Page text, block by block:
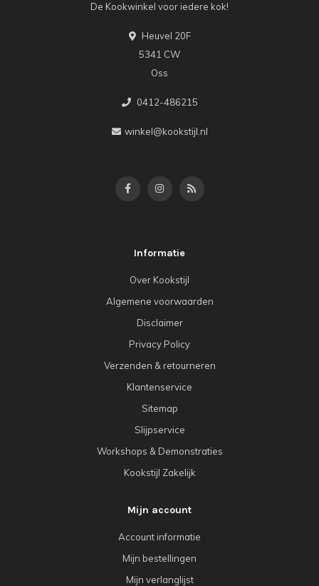
De Kookwinkel voor iedere kok!
Heuvel 20F
5341 CW
Oss
0412-486215
winkel@kookstijl.nl
Informatie
Over Kookstijl
Algemene voorwaarden
Disclaimer
Privacy Policy
Verzenden & retourneren
Klantenservice
Sitemap
Slijpservice
Workshops & Demonstraties
Kookstijl Zakelijk
Mijn account
Account informatie
Mijn bestellingen
Mijn verlanglijst